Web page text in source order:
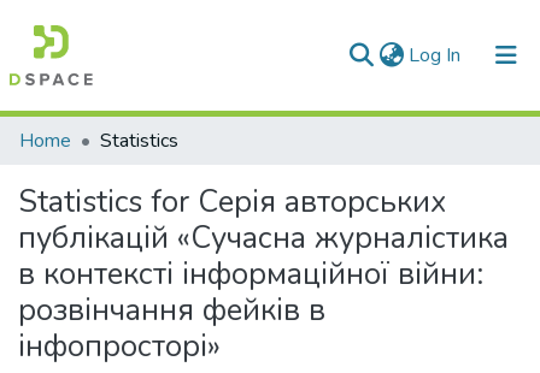
Log In (current)
Communities & Collections
All of DSpace
Home Statistics
Statistics for Серія авторських
публікацій «Сучасна журналістика
в контексті інформаційної війни:
розвінчання фейків в
інфопросторі»